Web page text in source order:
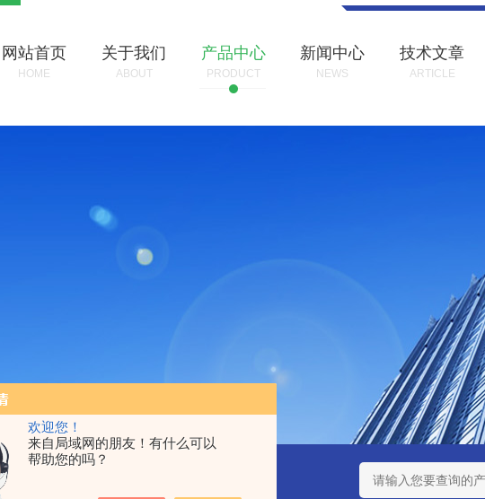
欢迎您！
来自局域网的朋友！有什么可以
帮助您的吗？
网站首页
HOME
关于我们
ABOUT
产品中心
PRODUCT
新闻中心
NEWS
技术文章
ARTICLE